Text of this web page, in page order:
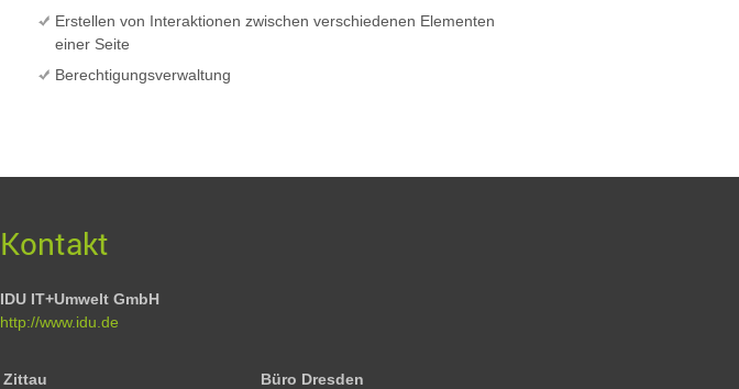
Erstellen von Interaktionen zwischen verschiedenen Elementen
einer Seite
Berechtigungsverwaltung
Kontakt
IDU IT+Umwelt GmbH
http://www.idu.de
Zittau Büro Dresden